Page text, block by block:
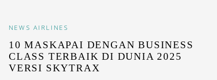
NEWS AIRLINES
10 MASKAPAI DENGAN BUSINESS
CLASS TERBAIK DI DUNIA 2025
VERSI SKYTRAX